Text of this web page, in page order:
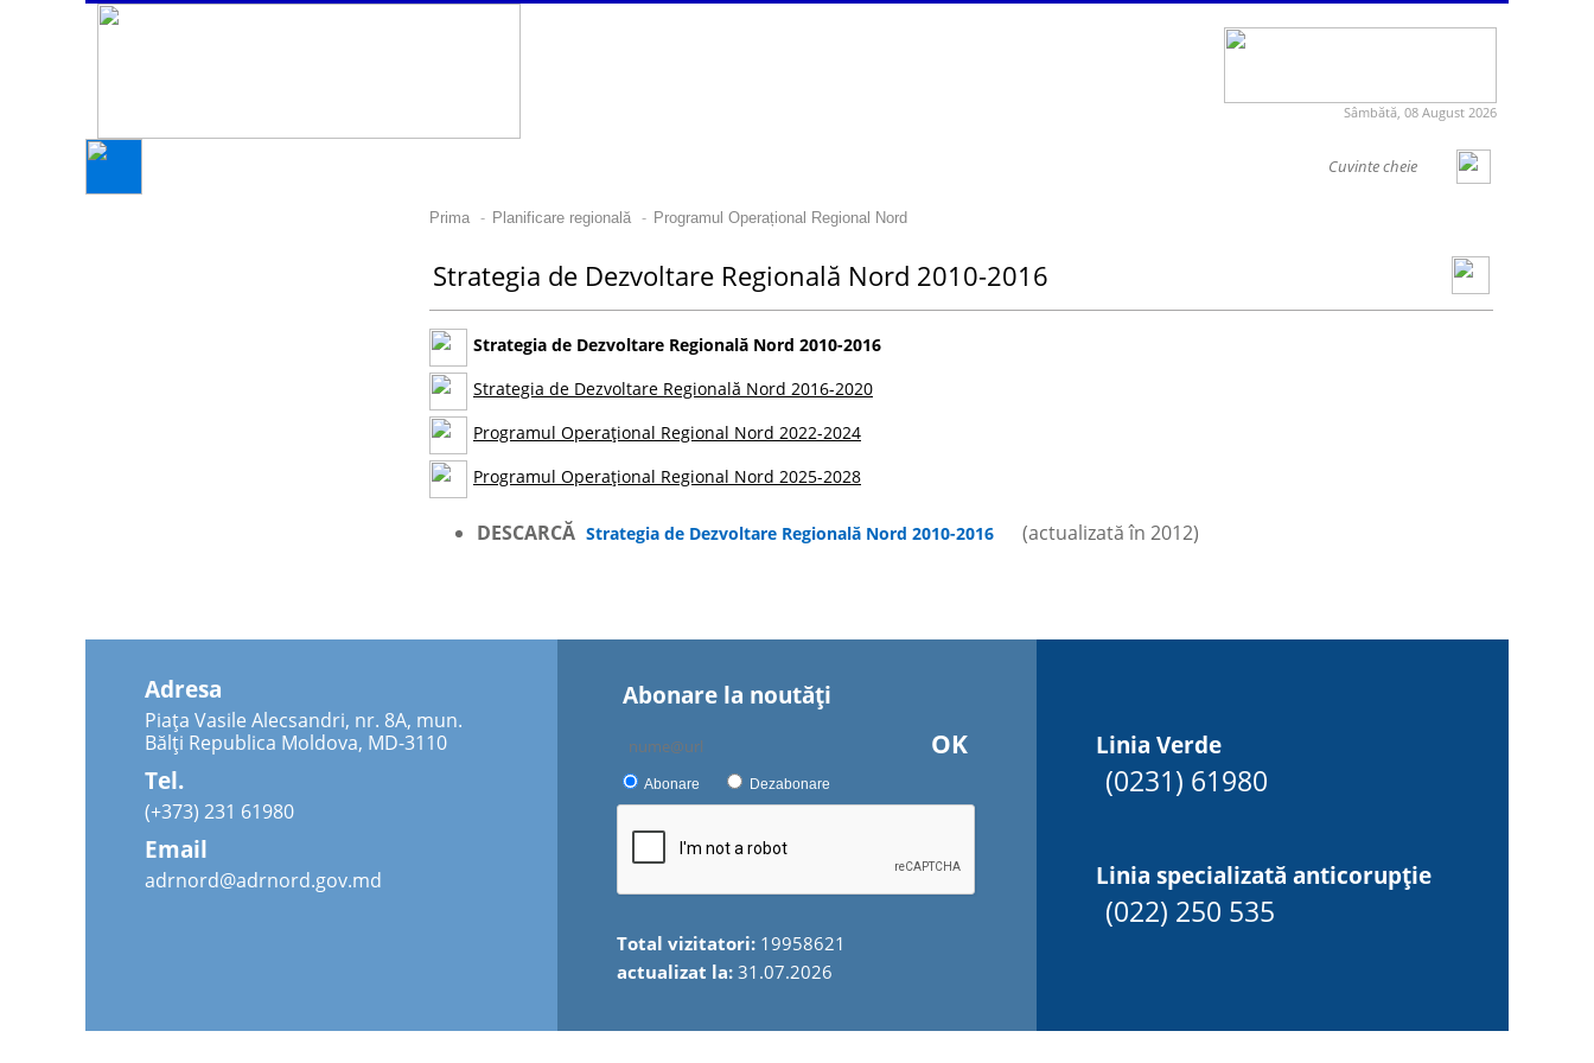
Sâmbătă, 08 August 2026
Prima - Planificare regională - Programul Operațional Regional Nord
Strategia de Dezvoltare Regională Nord 2010-2016
Strategia de Dezvoltare Regională Nord 2010-2016
Strategia de Dezvoltare Regională Nord 2016-2020
Programul Operațional Regional Nord 2022-2024
Programul Operațional Regional Nord 2025-2028
DESCARCĂ Strategia de Dezvoltare Regională Nord 2010-2016 (actualizată în 2012)
Adresa
Piața Vasile Alecsandri, nr. 8A, mun.
Bălți Republica Moldova, MD-3110
Tel.
(+373) 231 61980
Email
adrnord@adrnord.gov.md
Abonare la noutăţi
OK
Abonare Dezabonare
Total vizitatori: 19958621
actualizat la: 31.07.2026
Linia Verde
(0231) 61980
Linia specializată anticorupție
(022) 250 535